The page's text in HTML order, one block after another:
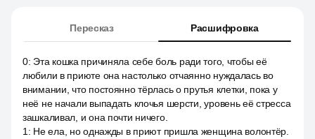
Пересказ Расшифровка
0: Эта кошка причиняла себе боль ради того, чтобы её
любили в приюте она настолько отчаянно нуждалась во
внимании, что постоянно тёрлась о прутья клетки, пока у
неё не начали выпадать клочья шерсти, уровень её стресса
зашкаливал, и она почти ничего.
1 : Не ела, но однажды в приют пришла женщина волонтёр.